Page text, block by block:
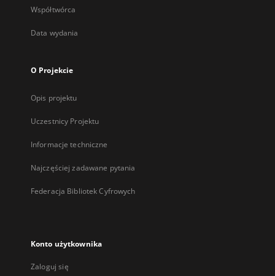
Współtwórca
Data wydania
O Projekcie
Opis projektu
Uczestnicy Projektu
Informacje techniczne
Najczęściej zadawane pytania
Federacja Bibliotek Cyfrowych
Konto użytkownika
Zaloguj się